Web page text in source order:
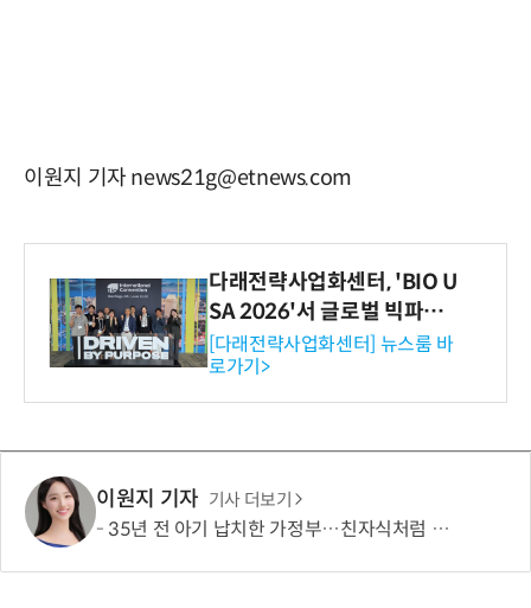
이원지 기자 news21g@etnews.com
다래전략사업화센터, 'BIO U
SA 2026'서 글로벌 빅파마
와의 비즈니스 미팅 지원…K
-바이오 해외 진출 교두보 확
보
[다래전략사업화센터] 뉴스룸 바
로가기>
이원지 기자 기사 더보기
35년 전 아기 납치한 가정부…친자식처럼 키워서? '징역 3년' 논란